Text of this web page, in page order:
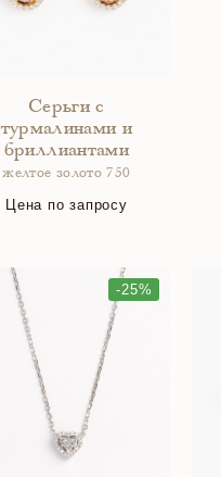
Серьги с
турмалинами и
бриллиантами
желтое золото 750
Цена по запросу
-25%